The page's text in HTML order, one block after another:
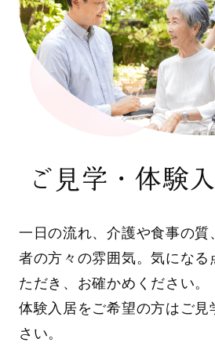
ご見学・体験
一日の流れ、介護や食事の質
者の方々の雰囲気。気になる
ただき、お確かめください。
体験入居をご希望の方はご見
さい。